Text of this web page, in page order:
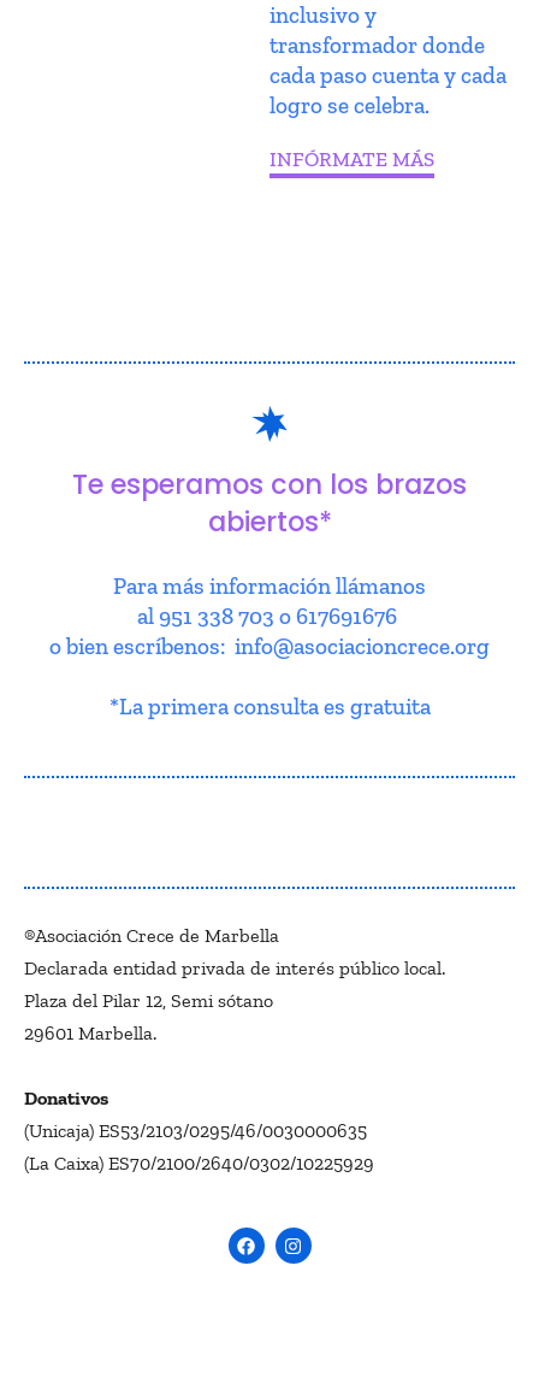
inclusivo y
transformador donde
cada paso cuenta y cada
logro se celebra.
INFÓRMATE MÁS
Te esperamos con los brazos
abiertos*
Para más información llámanos
al 951 338 703 o 617691676
o bien escríbenos: info@asociacioncrece.org
*La primera consulta es gratuita
®Asociación Crece de Marbella
Declarada entidad privada de interés público local.
Plaza del Pilar 12, Semi sótano
29601 Marbella.
Donativos
(Unicaja) ES53/2103/0295/46/0030000635
(La Caixa) ES70/2100/2640/0302/10225929